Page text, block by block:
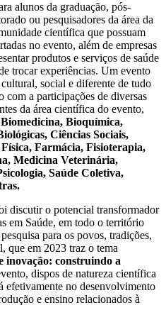
alunos da graduação, pós-
ou pesquisadores da área da
científica que possuam
no evento, além de empresas
produtos e serviços de saúde
trocar experiências. Um evento
social e diferente de tudo
com a participações de diversas
da área científica do evento,
Biomedicina, Bioquímica,
Ciências Sociais,
Farmácia, Fisioterapia,
Medicina Veterinária,
Saúde Coletiva,
discutir o potencial transformador
em Saúde, em todo o território
para os povos, tradições,
que em 2023 traz o tema
inovação: construindo a
dispos de natureza científica
efetivamente no desenvolvimento
e ensino relacionados à